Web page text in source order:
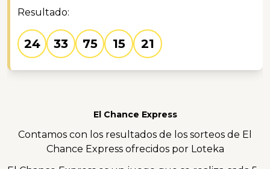
Resultado:
24 33 75 15 21
El Chance Express
Contamos con los resultados de los sorteos de El
Chance Express ofrecidos por Loteka